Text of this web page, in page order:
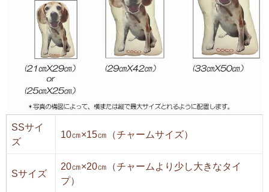
SSサイ
ズ
10㎝×15㎝（チャームサイズ）
Sサイズ
20㎝×20㎝（チャームより少し大きなタイ
プ）